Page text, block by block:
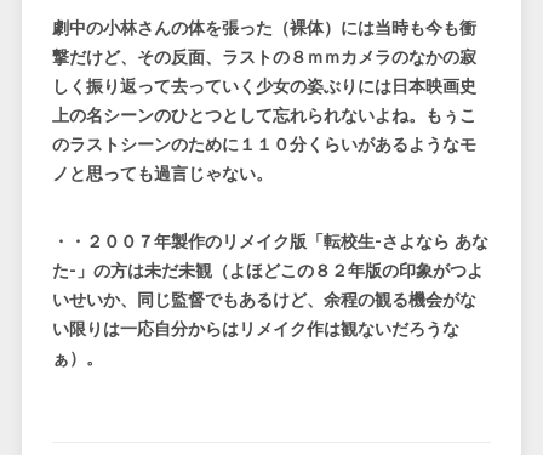
劇中の小林さんの体を張った（裸体）には当時も今も衝
撃だけど、その反面、ラストの８ｍｍカメラのなかの寂
しく振り返って去っていく少女の姿ぶりには日本映画史
上の名シーンのひとつとして忘れられないよね。もぅ こ
のラストシーンのために１１０分くらいがあるようなモ
ノと思っても過言じゃない。
・・２００７年製作のリメイク版「転校生-さよなら あな
た-」の方は未だ未観（よほどこの８２年版の印象がつよ
いせいか、同じ監督でもあるけど、余程の観る機会がな
い限りは一応自分からはリメイク作は観ないだろうな
ぁ）。